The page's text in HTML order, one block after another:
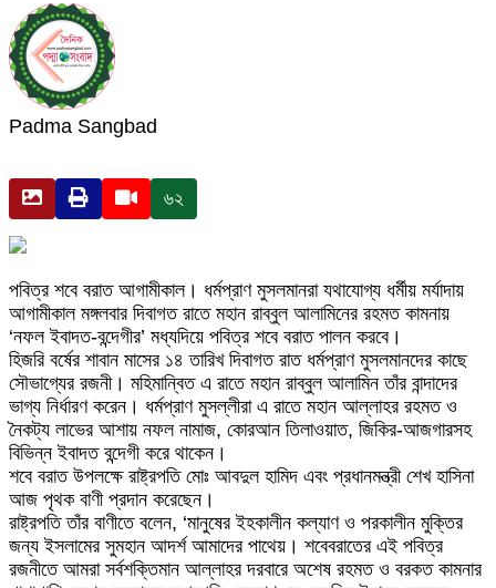
Padma Sangbad
৬২
পবিত্র শবে বরাত আগামীকাল। ধর্মপ্রাণ মুসলমানরা যথাযোগ্য ধর্মীয় মর্যাদায়
আগামীকাল মঙ্গলবার দিবাগত রাতে মহান রাব্বুল আলামিনের রহমত কামনায়
‘নফল ইবাদত-বন্দেগীর’ মধ্যদিয়ে পবিত্র শবে বরাত পালন করবে।
হিজরি বর্ষের শাবান মাসের ১৪ তারিখ দিবাগত রাত ধর্মপ্রাণ মুসলমানদের কাছে
সৌভাগ্যের রজনী। মহিমান্বিত এ রাতে মহান রাব্বুল আলামিন তাঁর বান্দাদের
ভাগ্য নির্ধারণ করেন। ধর্মপ্রাণ মুসল্লীরা এ রাতে মহান আল্লাহর রহমত ও
নৈকট্য লাভের আশায় নফল নামাজ, কোরআন তিলাওয়াত, জিকির-আজগারসহ
বিভিন্ন ইবাদত বন্দেগী করে থাকেন।
শবে বরাত উপলক্ষে রাষ্ট্রপতি মোঃ আবদুল হামিদ এবং প্রধানমন্ত্রী শেখ হাসিনা
আজ পৃথক বাণী প্রদান করেছেন।
রাষ্ট্রপতি তাঁর বাণীতে বলেন, ‘মানুষের ইহকালীন কল্যাণ ও পরকালীন মুক্তির
জন্য ইসলামের সুমহান আদর্শ আমাদের পাথেয়। শবেবরাতের এই পবিত্র
রজনীতে আমরা সর্বশক্তিমান আল্লাহর দরবারে অশেষ রহমত ও বরকত কামনার